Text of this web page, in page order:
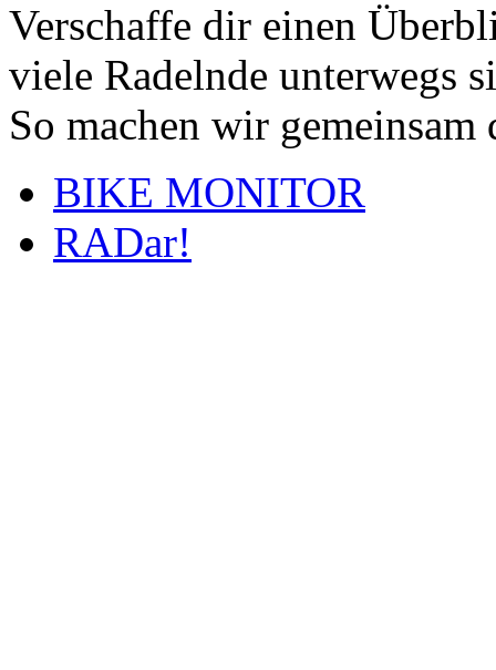
Verschaffe dir einen
viele Radelnde unterwegs
So machen wir
BIKE MONITOR
RADar!